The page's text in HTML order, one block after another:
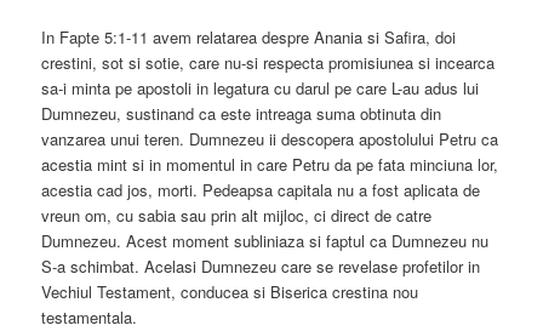
In Fapte 5:1-11 avem relatarea despre Anania si Safira, doi
crestini, sot si sotie, care nu-si respecta promisiunea si incearca
sa-i minta pe apostoli in legatura cu darul pe care L-au adus lui
Dumnezeu, sustinand ca este intreaga suma obtinuta din
vanzarea unui teren. Dumnezeu ii descopera apostolului Petru ca
acestia mint si in momentul in care Petru da pe fata minciuna lor,
acestia cad jos, morti. Pedeapsa capitala nu a fost aplicata de
vreun om, cu sabia sau prin alt mijloc, ci direct de catre
Dumnezeu. Acest moment subliniaza si faptul ca Dumnezeu nu
S-a schimbat. Acelasi Dumnezeu care se revelase profetilor in
Vechiul Testament, conducea si Biserica crestina nou
testamentala.